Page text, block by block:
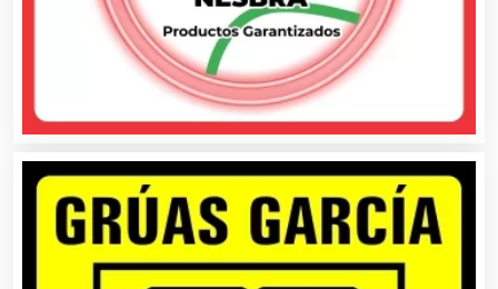
Belleza
Bordados y Estampados
Boutiques
Buceo